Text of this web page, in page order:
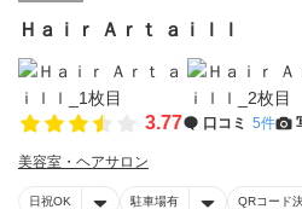
Ｈａｉｒ Ａｒｔ ａｉｌｌ
3.77 口コミ 5件
美容室・ヘアサロン
日祝OK 駐車場有 QRコード